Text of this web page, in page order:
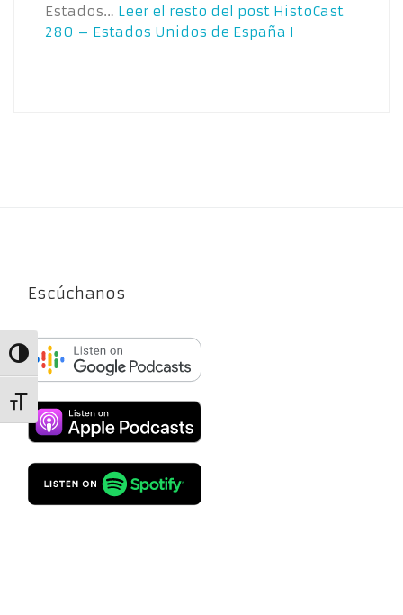
Alternar alto contraste
Alternar tamaño de letra
Estados… Leer el resto del post HistoCast
280 – Estados Unidos de España I
Escúchanos